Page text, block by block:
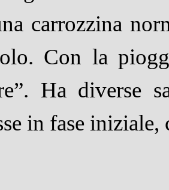
carrozzina
Con la
Ha diverse
in fase iniziale,